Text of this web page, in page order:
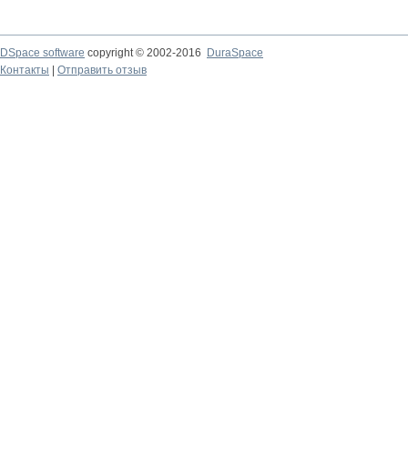
DSpace software copyright © 2002-2016
DuraSpace
Контакты
Отправить отзыв